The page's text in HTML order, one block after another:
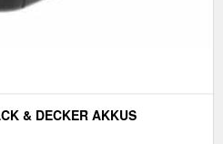
& DECKER AKKUS